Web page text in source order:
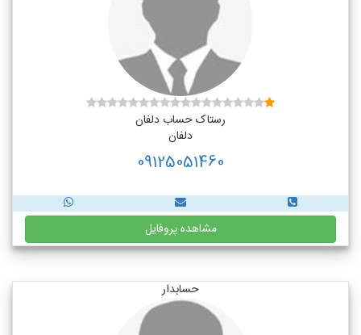
رستاک حساب دلفان
دلفان
09125051460
مشاهده پروفایل
حسابدار